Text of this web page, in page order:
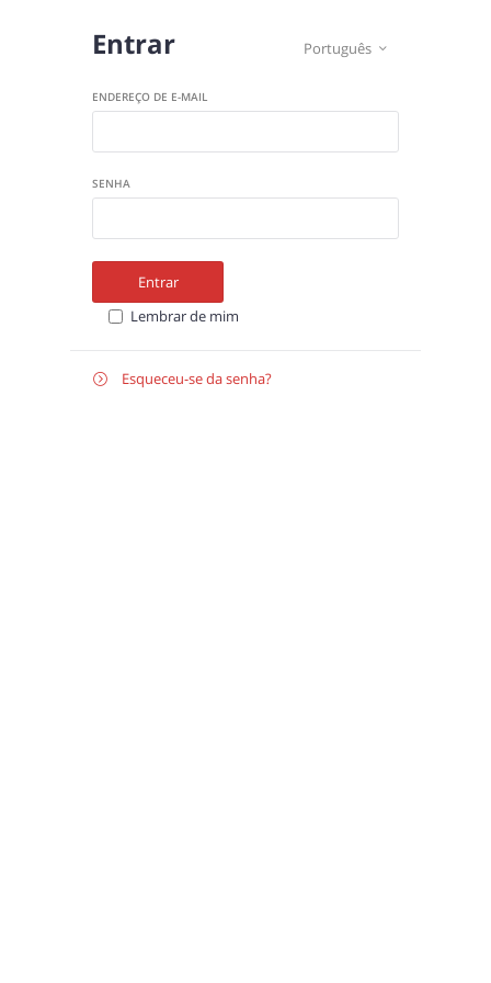
Português 
Entrar
ENDEREÇO DE E-MAIL
SENHA
Entrar
Lembrar de mim
 Esqueceu-se da senha?